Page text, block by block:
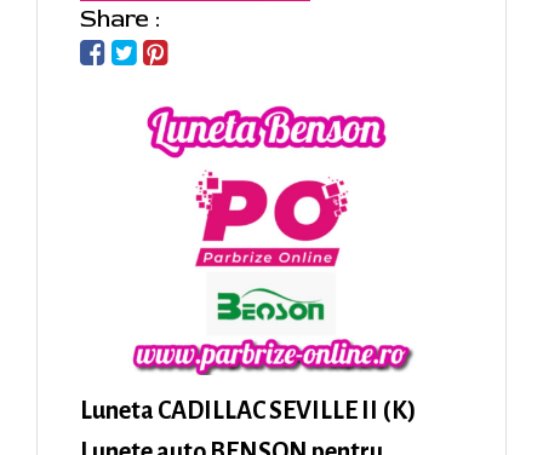
Share :
Luneta CADILLAC SEVILLE II (K)